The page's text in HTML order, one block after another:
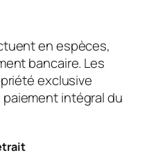
en espèces,
bancaire. Les
exclusive
paiement intégral du